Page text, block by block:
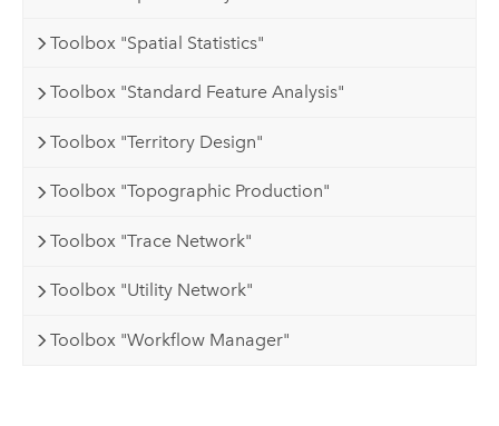
Toolbox "Spatial Statistics"
Toolbox "Standard Feature Analysis"
Toolbox "Territory Design"
Toolbox "Topographic Production"
Toolbox "Trace Network"
Toolbox "Utility Network"
Toolbox "Workflow Manager"